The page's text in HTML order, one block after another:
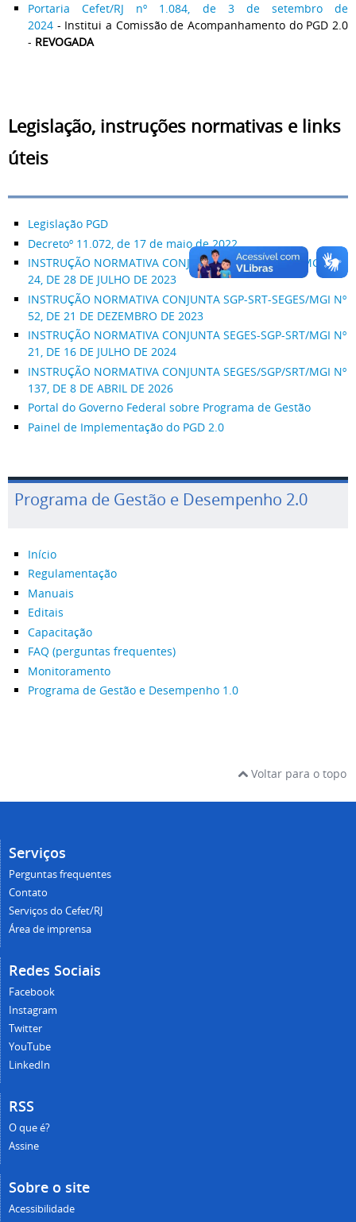
Portaria Cefet/RJ nº 1.084, de 3 de setembro de
2024 - Institui a Comissão de Acompanhamento do PGD 2.0
- REVOGADA
Legislação, instruções normativas e links
úteis
Legislação PGD
Decretoº 11.072, de 17 de maio de 2022
INSTRUÇÃO NORMATIVA CONJUNTA SEGES-SGPRT /MGI Nº
24, DE 28 DE JULHO DE 2023
INSTRUÇÃO NORMATIVA CONJUNTA SGP-SRT-SEGES/MGI Nº
52, DE 21 DE DEZEMBRO DE 2023
INSTRUÇÃO NORMATIVA CONJUNTA SEGES-SGP-SRT/MGI Nº
21, DE 16 DE JULHO DE 2024
INSTRUÇÃO NORMATIVA CONJUNTA SEGES/SGP/SRT/MGI Nº
137, DE 8 DE ABRIL DE 2026
Portal do Governo Federal sobre Programa de Gestão
Painel de Implementação do PGD 2.0
Programa de Gestão e Desempenho 2.0
Início
Regulamentação
Manuais
Editais
Capacitação
FAQ (perguntas frequentes)
Monitoramento
Programa de Gestão e Desempenho 1.0
Voltar para o topo
Serviços
Perguntas frequentes
Contato
Serviços do Cefet/RJ
Área de imprensa
Redes Sociais
Facebook
Instagram
Twitter
YouTube
LinkedIn
RSS
O que é?
Assine
Sobre o site
Acessibilidade